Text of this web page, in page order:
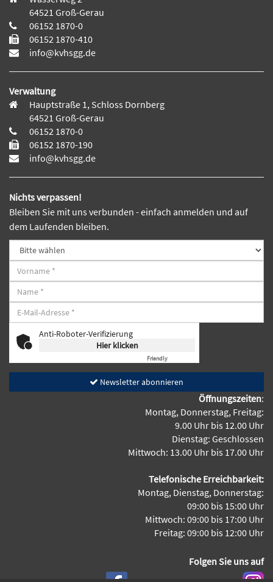
64521 Groß-Gerau
06152 1870-0
06152 1870-410
info@kvhsgg.de
Verwaltung
Hauptstraße 1, Schloss Dornberg
64521 Groß-Gerau
06152 1870-0
06152 1870-190
info@kvhsgg.de
Nichts verpassen!
Bleiben Sie mit uns verbunden - einfach anmelden und auf
dem Laufenden bleiben.
Anti-Roboter-Verifizierung
Hier klicken
Friendly
Newsletter abonnieren
Öffnungszeiten:
Montag, Donnerstag, Freitag:
9.00 Uhr bis 12.00 Uhr
Dienstag: Geschlossen
Mittwoch: 13.00 Uhr bis 17.00 Uhr
Telefonische Erreichbarkeit:
Montag, Dienstag, Donnerstag:
09:00 bis 15:00 Uhr
Mittwoch: 09:00 bis 17:00 Uhr
Freitag: 09:00 bis 12:00 Uhr
Folgen Sie uns auf